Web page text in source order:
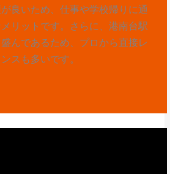
良いため、仕事や学校帰りに通
リットです。さらに、港南台駅
んであるため、プロから直接レ
スも多いです。